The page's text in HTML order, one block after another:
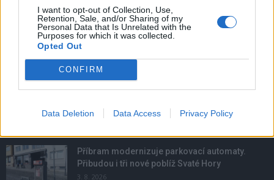
I want to opt-out of Collection, Use,
Retention, Sale, and/or Sharing of my
Personal Data that Is Unrelated with the
Purposes for which it was collected.
Opted Out
CONFIRM
Data Deletion Data Access Privacy Policy
NOVINKY
Obděnice vzpomínaly na filmovou legendu
6. 8. 2026
Většina koupališť na Příbramsku nabízí výborné
4. 8. 2026
Příbram modernizuje parkovací automaty.
Přibudou i tři nové poblíž Svaté Hory
3. 8. 2026